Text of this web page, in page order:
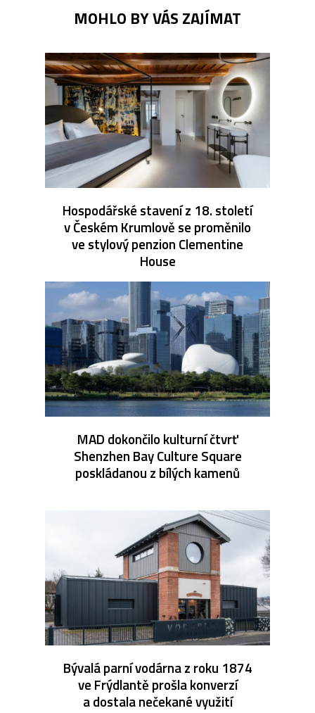
MOHLO BY VÁS ZAJÍMAT
Hospodářské stavení z 18. století
v Českém Krumlově se proměnilo
ve stylový penzion Clementine
House
MAD dokončilo kulturní čtvrť
Shenzhen Bay Culture Square
poskládanou z bílých kamenů
Bývalá parní vodárna z roku 1874
ve Frýdlantě prošla konverzí
a dostala nečekané využití